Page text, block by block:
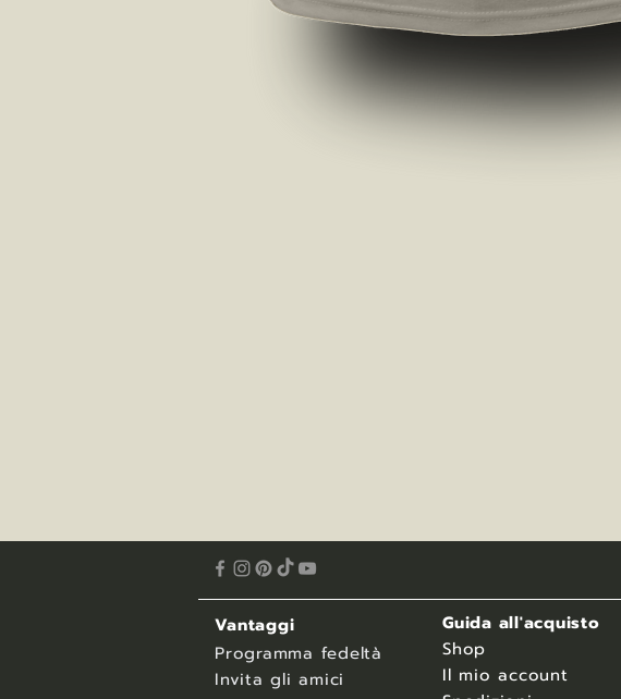
Vantaggi
Programma fedeltà
Invita gli amici
Guida all'acquisto
​Shop
Il mio account